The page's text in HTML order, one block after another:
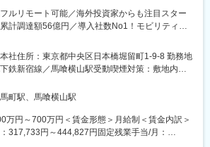
1：データ基盤の開発
ドを利用したデータパイプラインの開発・運用
利活用しやすい基盤・インターフェースを提供
たデータ品質を担保するための開発・運用
：データアプリケーション
は大規模データの処理を含む
フルリモート可能／海外投資家からも注目スター
計調達額56億円／導入社数No1！モビリティ
を管理している不動産管理会社様にオンライン
ィSaaSを提供しております。これまで紙で管理、
た月極駐車場に対してDX化を図り、「コスト削
削減」,「マーケティング集客」支援を実現してお
入済みの企業の業務効率化の支援を行うカスタ
社住所：東京都中央区日本橋堀留町1-9-8 勤務地
鉄新宿線／馬喰横山駅受動喫煙対策：敷地内全
町駅、馬喰横山駅
万円～700万円＜賃金形態＞月給制＜賃金内訳＞
317,733円～444,827円固定残業手当/月：